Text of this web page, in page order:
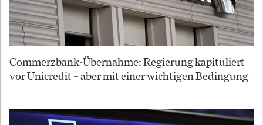
Commerzbank-Übernahme: Regierung kapituliert
vor Unicredit – aber mit einer wichtigen Bedingung